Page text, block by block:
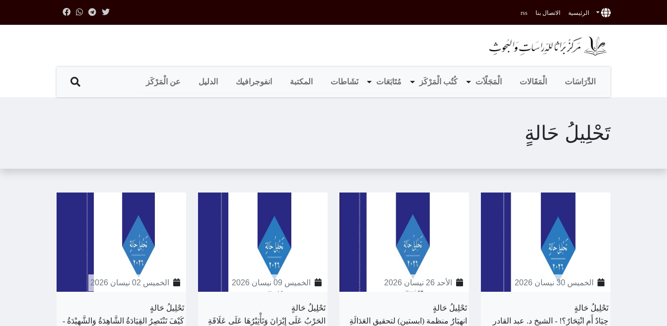
الرئيسية الاتصال بنا rss
الدِّرَاسَات الْمَقَالات الْمَجَلّاَت كُتُب الْمَرْكَز مُتَابَعَات نَشَاطات المكتبة انفوجرافيك الدليل عن الْمَرْكَز
تَحْلِيلُ حَالةٍ
الخميس 30 نيسان 2026
تَحْلِيلُ حَالةٍ
حِيَادٌ أَم انْتِحَارٌ؟! - الشيخ د. عبد القادر
الأحد 26 نيسان 2026
تَحْلِيلُ حَالةٍ
انهيَارٌ منظمة (ابستين) لتحقيقِ العَدَالَةِ
الخميس 09 نيسان 2026
تَحْلِيلُ حَالةٍ
الحَرْبُ عَلَى إِيْرَانَ وَتَأْثِيْرُهَا عَلَى عَلَاقَةِ
الخميس 02 نيسان 2026
تَحْلِيلُ حَالةٍ
كَيْفَ تَنْتَصِرُ القِيَادَةُ الشَّاهِدَةُ وَالشَّهِيْدَةُ -